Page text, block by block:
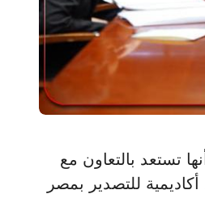
أنها تستعد بالتعاون مع
للتصدير بمصر